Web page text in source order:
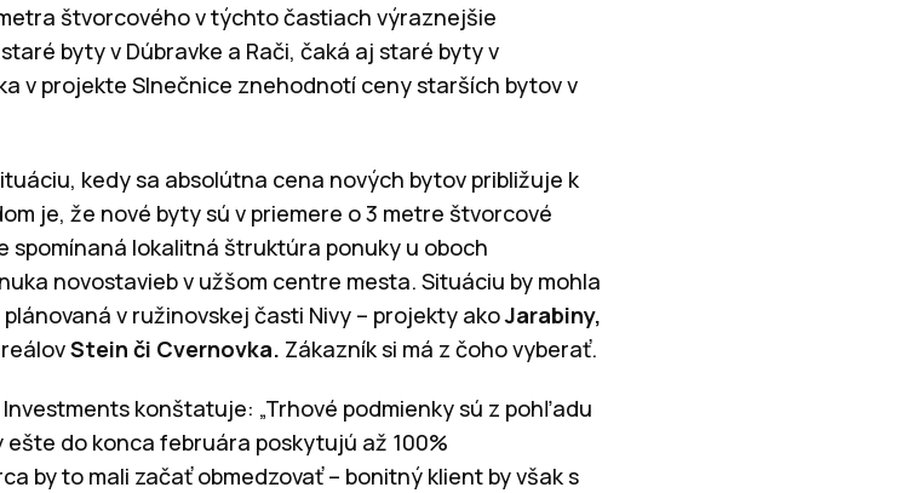
štvorcového v týchto častiach výraznejšie
byty v Dúbravke a Rači, čaká aj staré byty v
v projekte Slnečnice znehodnotí ceny starších bytov v
kedy sa absolútna cena nových bytov približuje k
je, že nové byty sú v priemere o 3 metre štvorcové
lokalitná štruktúra ponuky u oboch
novostavieb v užšom centre mesta. Situáciu by mohla
v ružinovskej časti Nivy – projekty akoJarabiny,
Stein či Cvernovka. Zákazník si má z čoho vyberať.
konštatuje: „Trhové podmienky sú z pohľadu
do konca februára poskytujú až 100%
by to mali začať obmedzovať – bonitný klient by však s